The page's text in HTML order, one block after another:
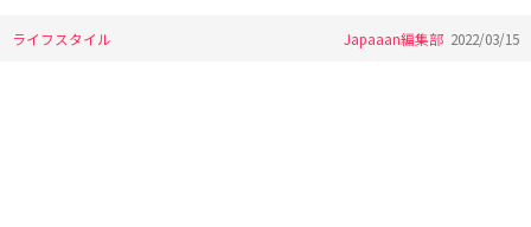
ライフスタイル Japaaan編集部 2022/03/15